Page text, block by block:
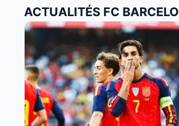
ACTUALITÉS FC